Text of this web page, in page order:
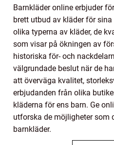
Barnkläder online erbjuder
brett utbud av kläder för
olika typerna av kläder, de
som visar på ökningen av
historiska för- och
välgrundade beslut när de
att överväga kvalitet,
erbjudanden från olika
kläderna för ens barn. Ge
utforska de möjligheter som
barnkläder.